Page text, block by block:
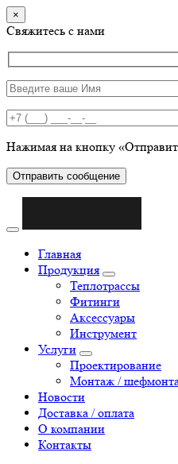
×
Свяжитесь с нами
Нажимая на кнопку
Отправить сообщение
Главная
Продукция
Теплотрассы
Фитинги
Аксессуары
Инструмент
Услуги
Проектирование
Монтаж /
Новости
Доставка / оплата
О компании
Контакты